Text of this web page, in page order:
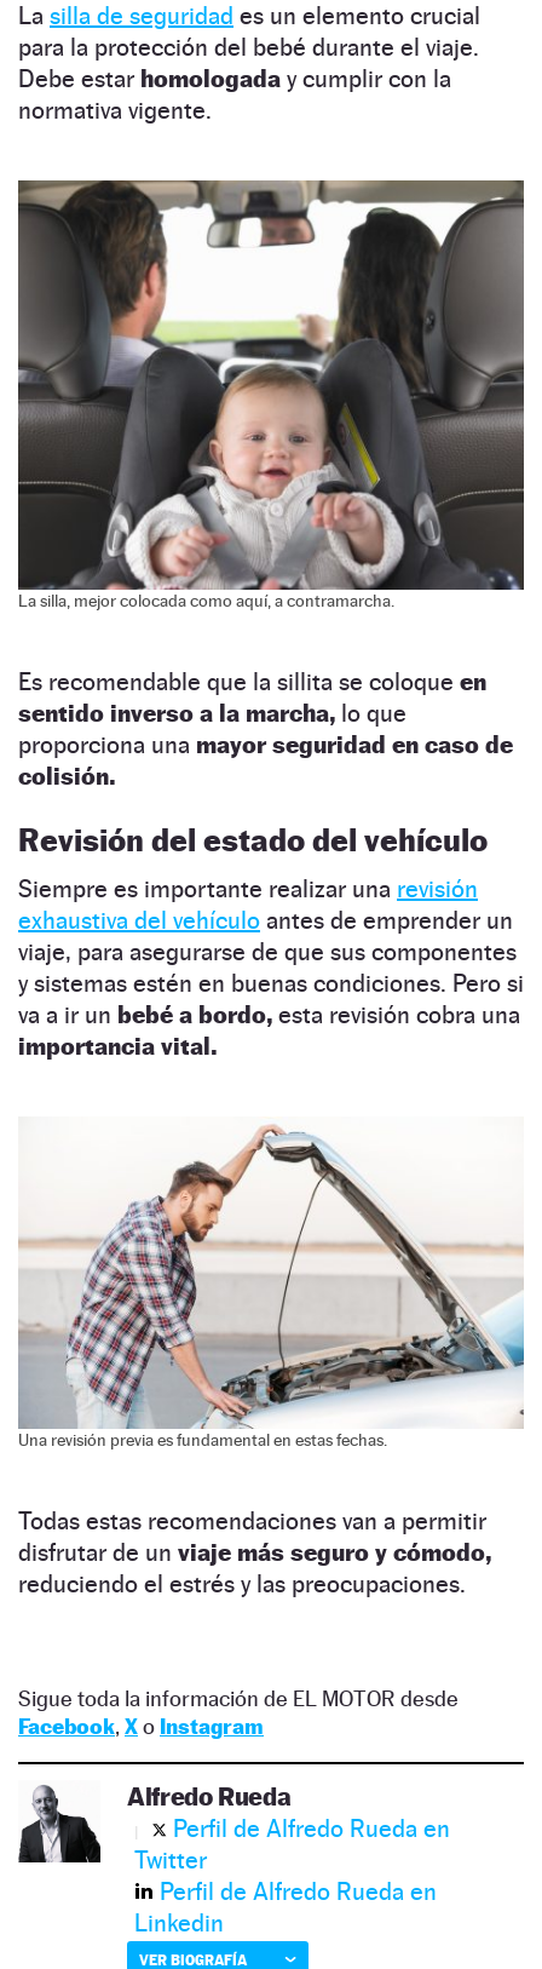
La silla de seguridad es un elemento crucial
para la protección del bebé durante el viaje.
Debe estar homologada y cumplir con la
normativa vigente.
La silla, mejor colocada como aquí, a contramarcha.
Es recomendable que la sillita se coloque en
sentido inverso a la marcha, lo que
proporciona una mayor seguridad en caso de
colisión.
Revisión del estado del vehículo
Siempre es importante realizar una revisión
exhaustiva del vehículo antes de emprender un
viaje, para asegurarse de que sus componentes
y sistemas estén en buenas condiciones. Pero si
va a ir un bebé a bordo, esta revisión cobra una
importancia vital.
Una revisión previa es fundamental en estas fechas.
Todas estas recomendaciones van a permitir
disfrutar de un viaje más seguro y cómodo,
reduciendo el estrés y las preocupaciones.
Sigue toda la información de EL MOTOR desde
Facebook, Xo Instagram
Alfredo Rueda
Perfil de Alfredo Rueda en
Twitter
Perfil de Alfredo Rueda en
Linkedin
VER BIOGRAFÍA